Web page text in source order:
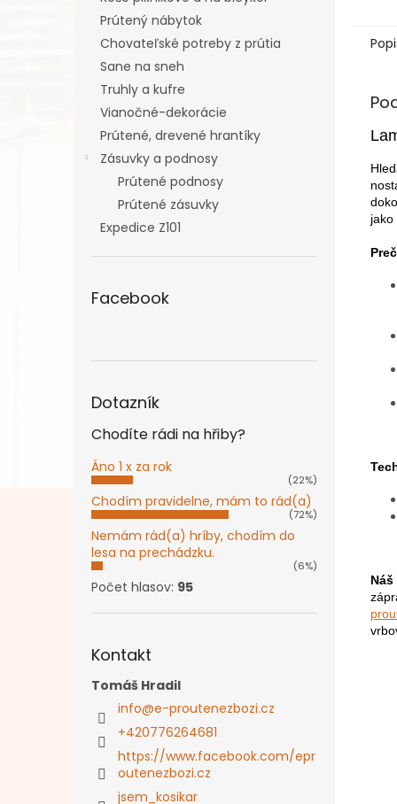
Prútený nábytok
Chovateľské potreby z prútia
Sane na sneh
Truhly a kufre
Vianočné-dekorácie
Prútené, drevené hrantíky
Zásuvky a podnosy
Prútené podnosy
Prútené zásuvky
Expedice Z101
Facebook
Dotazník
Chodíte rádi na hřiby?
Áno 1 x za rok
(22%)
Chodím pravidelne, mám to rád(a)
(72%)
Nemám rád(a) hríby, chodím do
lesa na prechádzku.
(6%)
Počet hlasov: 95
Kontakt
Tomáš Hradil
info@e-proutenezbozi.cz
+420776264681
https://www.facebook.com/epr
outenezbozi.cz
jsem_kosikar
jako